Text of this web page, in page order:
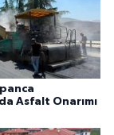
Asfalt Onarımı